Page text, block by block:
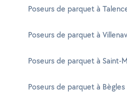
Poseurs de parquet à
Poseurs de parquet à
Poseurs de parquet à Saint-
Poseurs de parquet à Bègles